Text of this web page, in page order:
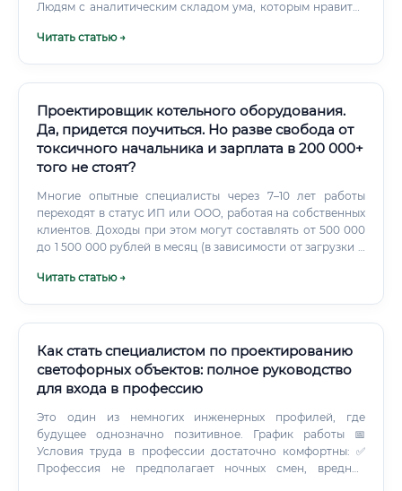
Людям с аналитическим складом ума, которым нравится
боится ответственности — цена ошибки здесь высока 🟢
технологами, экологами, экономистами 🟢 Людям,
готовым периодически выезжать на объекты, в том числе
в удалённые места ⚠️ Есть важный момент —
психологическая устойчивость.
Читать статью →
Проектировщик котельного оборудования.
Да, придется поучиться. Но разве свобода от
токсичного начальника и зарплата в 200 000+
того не стоят?
Многие опытные специалисты через 7–10 лет работы
переходят в статус ИП или ООО, работая на собственных
клиентов. Доходы при этом могут составлять от 500 000
до 1 500 000 рублей в месяц (в зависимости от загрузки и
труда в данной профессии — один из главных плюсов по
Читать статью →
Как стать специалистом по проектированию
светофорных объектов: полное руководство
для входа в профессию
Это один из немногих инженерных профилей, где
будущее однозначно позитивное. График работы 📅
Условия труда в профессии достаточно комфортны: ✅
Профессия не предполагает ночных смен, вредных